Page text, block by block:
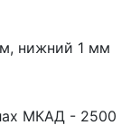
нижний 1 мм
МКАД - 2500